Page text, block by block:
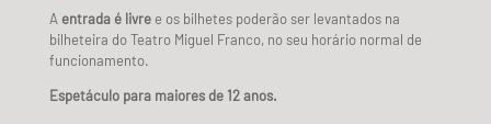
A entrada é livree os bilhetes poderão ser levantados na
bilheteira do Teatro Miguel Franco, no seu horário normal de
funcionamento.
Espetáculo para maiores de 12 anos.